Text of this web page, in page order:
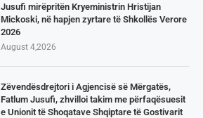
Jusufi mirëpritën Kryeministrin Hristijan
Mickoski, në hapjen zyrtare të Shkollës Verore
2026
August 4,2026
Zëvendësdrejtori i Agjencisë së Mërgatës,
Fatlum Jusufi, zhvilloi takim me përfaqësuesit
e Unionit të Shoqatave Shqiptare të Gostivarit